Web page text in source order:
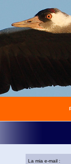
La mia e-mail :